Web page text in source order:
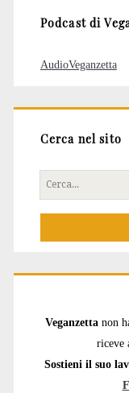
Podcast di
AudioVeganzetta
Cerca nel sito
Cerca
per:
Veganzetta non
riceve
Sostieni il suo